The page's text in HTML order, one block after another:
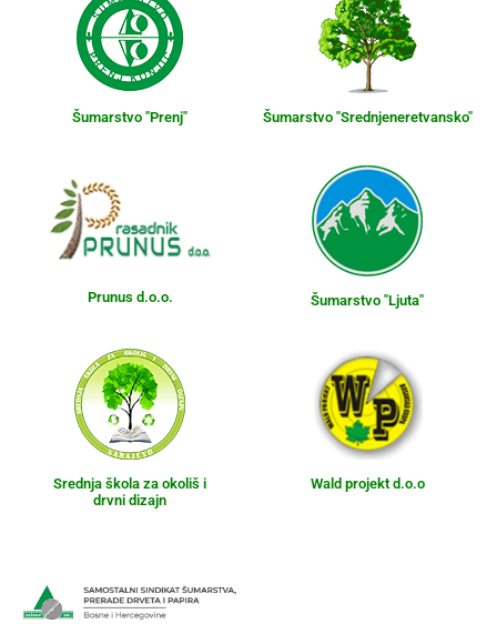
Šumarstvo "Prenj" Šumarstvo "Srednjeneretvansko"
Prunus d.o.o. Šumarstvo "Ljuta"
Srednja škola za okoliš i
drvni dizajn
Wald projekt d.o.o